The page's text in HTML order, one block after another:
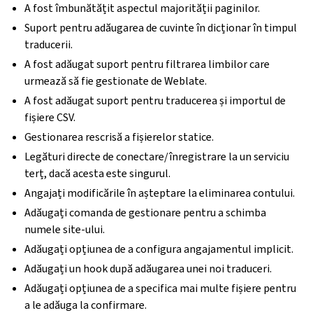
A fost îmbunătățit aspectul majorității paginilor.
Suport pentru adăugarea de cuvinte în dicționar în timpul
traducerii.
A fost adăugat suport pentru filtrarea limbilor care
urmează să fie gestionate de Weblate.
A fost adăugat suport pentru traducerea și importul de
fișiere CSV.
Gestionarea rescrisă a fișierelor statice.
Legături directe de conectare/înregistrare la un serviciu
terț, dacă acesta este singurul.
Angajați modificările în așteptare la eliminarea contului.
Adăugați comanda de gestionare pentru a schimba
numele site-ului.
Adăugați opțiunea de a configura angajamentul implicit.
Adăugați un hook după adăugarea unei noi traduceri.
Adăugați opțiunea de a specifica mai multe fișiere pentru
a le adăuga la confirmare.